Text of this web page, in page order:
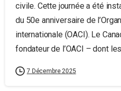
civile. Cette journée a été
du 50e anniversaire de
internationale (OACI). Le
fondateur de l’OACI – dont
7 Décembre 2025